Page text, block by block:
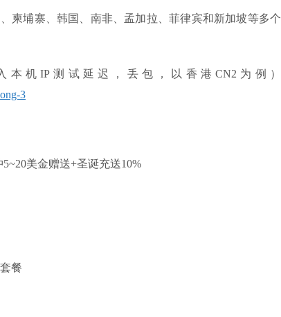
柬埔寨、韩国、南非、孟加拉、菲律宾和新加坡等多个
本机IP测试延迟，丢包，以香港CN2为例）
3
美金赠送+圣诞充送10%
餐